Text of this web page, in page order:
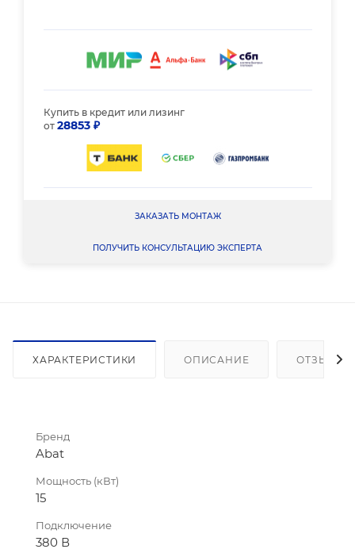
Купить в кредит или лизинг
от 28853 ₽
ЗАКАЗАТЬ МОНТАЖ
ПОЛУЧИТЬ КОНСУЛЬТАЦИЮ ЭКСПЕРТА
ХАРАКТЕРИСТИКИ ОПИСАНИЕ ОТЗЫВЫ
Бренд
Abat
Мощность (кВт)
15
Подключение
380 В